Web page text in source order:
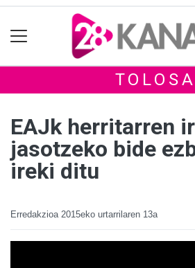
TOLOSA
EAJk herritarren
jasotzeko bide
ireki ditu
Erredakzioa 2015eko urtarrilaren 13a